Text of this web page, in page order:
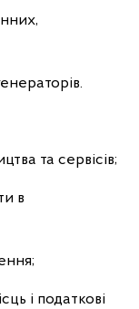
та сервісів;
в
і податкові